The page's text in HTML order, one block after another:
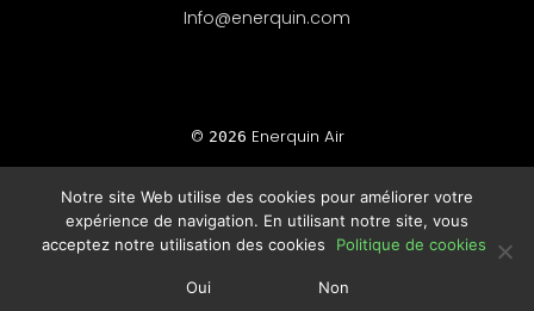
Info@enerquin.com
© 2026 Enerquin Air
Notes légales :
Politique de confidentialité
Conditions d’utilisation
Notre site Web utilise des cookies pour améliorer votre
expérience de navigation. En utilisant notre site, vous
acceptez notre utilisation des cookies
Politique de cookies
Oui Non